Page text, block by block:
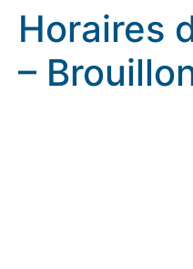
Horaires
–